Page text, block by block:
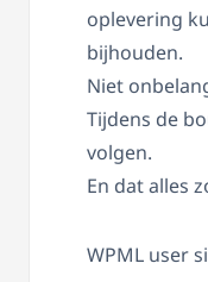
oplevering
bijhouden.
Niet
Tijdens de
volgen.
En dat alles
WPML user